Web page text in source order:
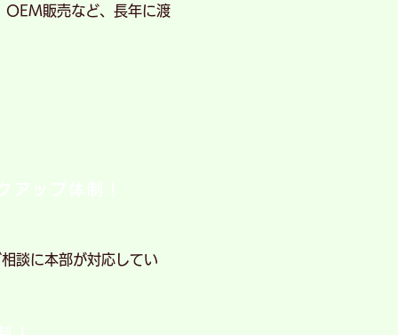
OEM販売など、長年に渡
談に本部が対応してい